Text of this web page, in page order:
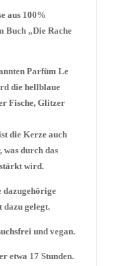
aus 100%
Buch „Die Rache
Parfüm Le
die hellblaue
Fische, Glitzer
die Kerze auch
was durch das
wird.
dazugehörige
dazu gelegt.
und vegan.
etwa 17 Stunden.